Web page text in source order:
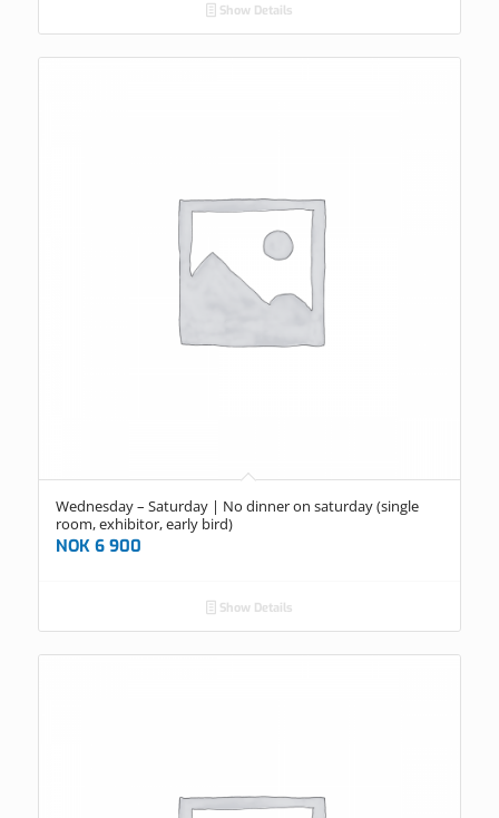
Show Details
Wednesday – Saturday | No dinner on saturday (single
room, exhibitor, early bird)
NOK6 900
Show Details